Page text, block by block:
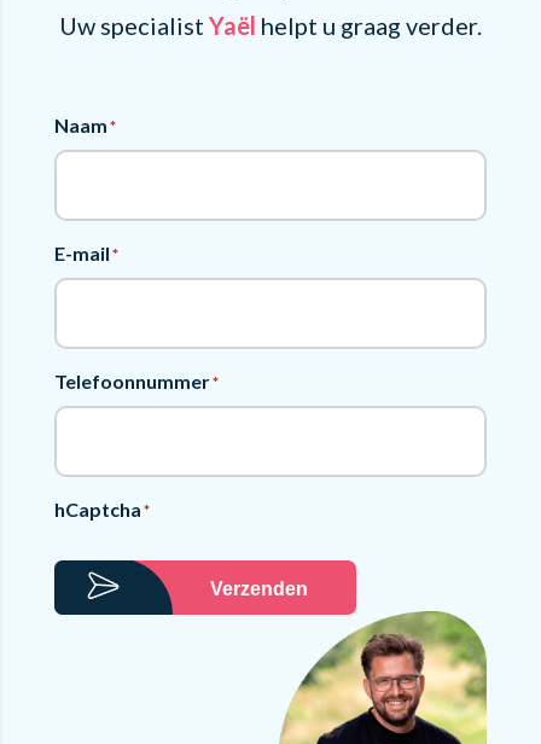
Uw specialist Yaël helpt u graag verder.
Naam*
E-mail*
Telefoonnummer*
hCaptcha*
Verzenden